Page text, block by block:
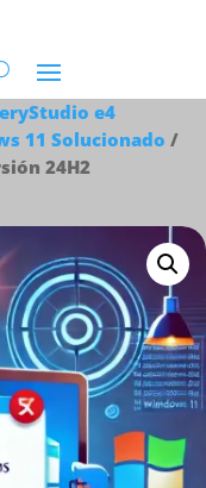
e4
11 Solucionado /
24H2